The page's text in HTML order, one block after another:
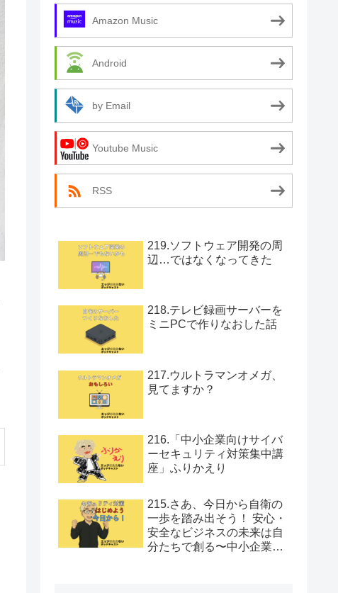
Amazon Music
Android
by Email
Youtube Music
RSS
219.ソフトウェア開発の周
辺…ではなくなってきた
218.テレビ録画サーバーを
ミニPCで作りなおした話
217.ウルトラマンオメガ、
見てますか？
216.「中小企業向けサイバ
ーセキュリティ対策集中講
座」ふりかえり
215.さあ、今日から自衛の
一歩を踏み出そう！ 安心・
安全なビジネスの未来は自
分たちで創る〜中小企業向